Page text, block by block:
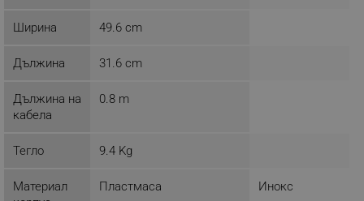
Ширина 49.6 cm
Дължина 31.6 cm
Дължина на
кабела
0.8 m
Тегло 9.4 Kg
Материал
Пластмаса Инокс
_sgf_test_mode
_sgf_tracking